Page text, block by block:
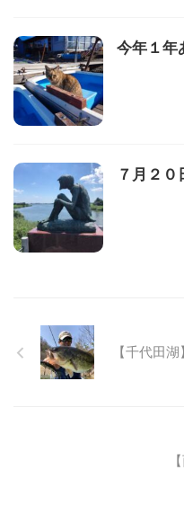
今年１年
７月２０
【千代田